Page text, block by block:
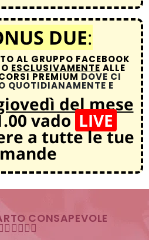
DUE:
AL GRUPPO FACEBOOK
ESCLUSIVAMENTE ALLE
PREMIUMDOVE CI
QUOTIDIANAMENTE E
del mese
vado LIVE
a tutte le tue
CONSAPEVOLE